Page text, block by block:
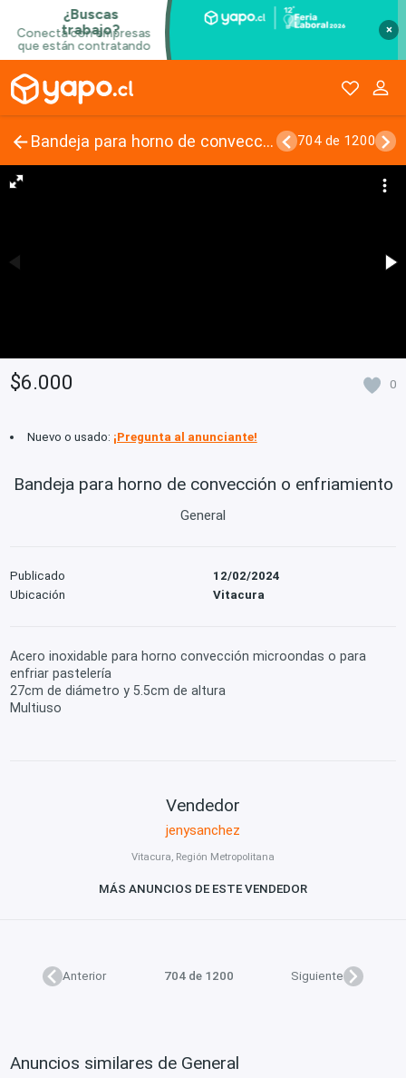
×
Bandeja para horno de convección o enfriamiento 704 de 1200
$6.000 0
Nuevo o usado: ¡Pregunta al anunciante!
Bandeja para horno de convección o enfriamiento
General
Publicado
12/02/2024
Ubicación
Vitacura
Acero inoxidable para horno convección microondas o para
enfriar pastelería
27cm de diámetro y 5.5cm de altura
Multiuso
Vendedor
jenysanchez
Vitacura, Región Metropolitana
MÁS ANUNCIOS DE ESTE VENDEDOR
Anterior 704 de 1200 Siguiente
Anuncios similares de General